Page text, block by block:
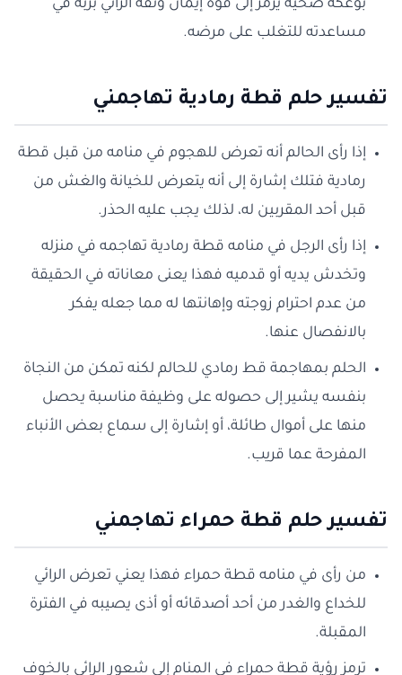
بوعكة صحية يرمز إلى قوة إيمان وثقة الرائي بربه في
مساعدته للتغلب على مرضه.
تفسير حلم قطة رمادية تهاجمني
إذا رأى الحالم أنه تعرض للهجوم في منامه من قبل قطة
رمادية فتلك إشارة إلى أنه يتعرض للخيانة والغش من
قبل أحد المقربين له، لذلك يجب عليه الحذر.
إذا رأى الرجل في منامه قطة رمادية تهاجمه في منزله
وتخدش يديه أو قدميه فهذا يعنى معاناته في الحقيقة
من عدم احترام زوجته وإهانتها له مما جعله يفكر
بالانفصال عنها.
الحلم بمهاجمة قط رمادي للحالم لكنه تمكن من النجاة
بنفسه يشير إلى حصوله على وظيفة مناسبة يحصل
منها على أموال طائلة، أو إشارة إلى سماع بعض الأنباء
المفرحة عما قريب.
تفسير حلم قطة حمراء تهاجمني
من رأى في منامه قطة حمراء فهذا يعني تعرض الرائي
للخداع والغدر من أحد أصدقائه أو أذى يصيبه في الفترة
المقبلة.
ترمز رؤية قطة حمراء في المنام إلى شعور الرائي بالخوف